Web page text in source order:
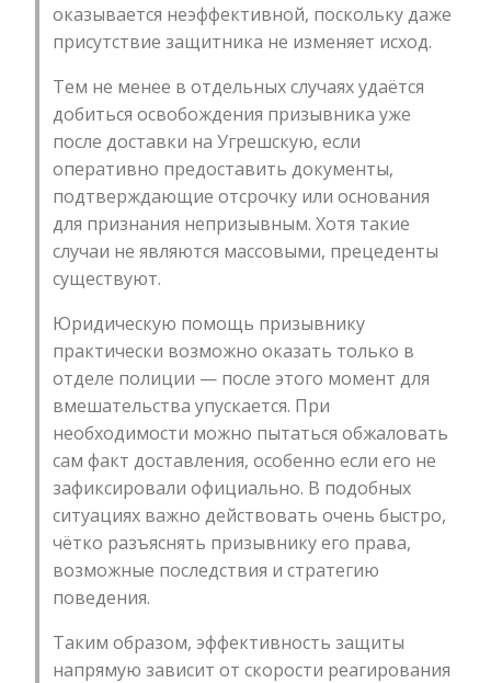
оказывается неэффективной, поскольку даже
присутствие защитника не изменяет исход.
Тем не менее в отдельных случаях удаётся
добиться освобождения призывника уже
после доставки на Угрешскую, если
оперативно предоставить документы,
подтверждающие отсрочку или основания
для признания непризывным. Хотя такие
случаи не являются массовыми, прецеденты
существуют.
Юридическую помощь призывнику
практически возможно оказать только в
отделе полиции — после этого момент для
вмешательства упускается. При
необходимости можно пытаться обжаловать
сам факт доставления, особенно если его не
зафиксировали официально. В подобных
ситуациях важно действовать очень быстро,
чётко разъяснять призывнику его права,
возможные последствия и стратегию
поведения.
Таким образом, эффективность защиты
напрямую зависит от скорости реагирования